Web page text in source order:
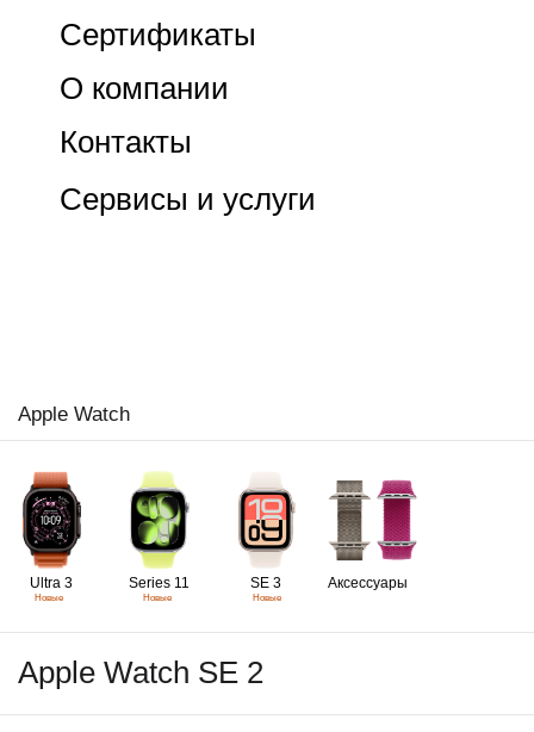
Контакты
О компании
Сертификаты
Сервисы и услуги
Apple Watch
Аксессуары
Новые Новые Новые
SE 3
Ultra 3 Series 11
Apple Watch SE 2